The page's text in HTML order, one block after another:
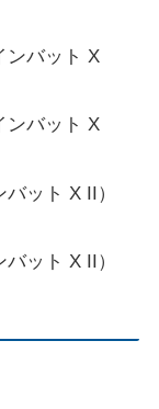
ンバット X
ンバット X
ット X II）
ット X II）